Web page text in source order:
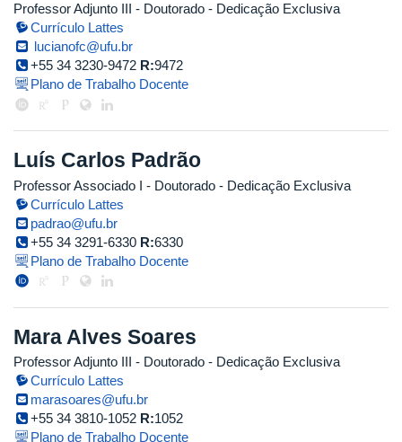
Professor Adjunto III - Doutorado - Dedicação Exclusiva
Currículo Lattes
lucianofc@ufu.br
+55 34 3230-9472 R:9472
Plano de Trabalho Docente
Luís Carlos Padrão
Professor Associado I - Doutorado - Dedicação Exclusiva
Currículo Lattes
padrao@ufu.br
+55 34 3291-6330 R:6330
Plano de Trabalho Docente
Mara Alves Soares
Professor Adjunto III - Doutorado - Dedicação Exclusiva
Currículo Lattes
marasoares@ufu.br
+55 34 3810-1052 R:1052
Plano de Trabalho Docente